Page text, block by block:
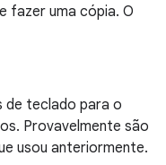
fazer uma cópia. O
de teclado para o
Provavelmente são
usou anteriormente.